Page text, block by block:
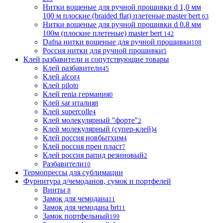
Нитки вощеные для ручной прошивки d 1,0 мм
100 м плоские (braided flat) плетеные master bert 63
Нитки вощеные для ручной прошивки d 0.8 мм
100м (плоские плетеные) master bert 142
Dafna нитки вощеные для ручной прошивки108
Россия нитки для ручной прошивки5
Клей разбавители и сопутствующие товары
Клей разбавители45
Клей alcor4
Клей pilot0
Клей renia германия0
Клей sar италия8
Клей supercolle4
Клей молекулярный "форте"2
Клей молекулярный (супер-клей)4
Клей россия новбытхим4
Клей россия прен пласт7
Клей россия рапид резиновый2
Разбавители10
Термопрессы для сублимации
Фурнитура д/чемоданов, сумок и портфелей
Винты 8
Замок для чемодана11
Замок для чемодана brt11
Замок портфельный199